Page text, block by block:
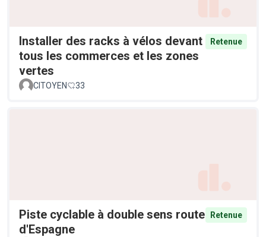
Installer des racks à vélos devant
tous les commerces et les zones
vertes
Retenue
CITOYEN 33
Piste cyclable à double sens route
d'Espagne
Retenue